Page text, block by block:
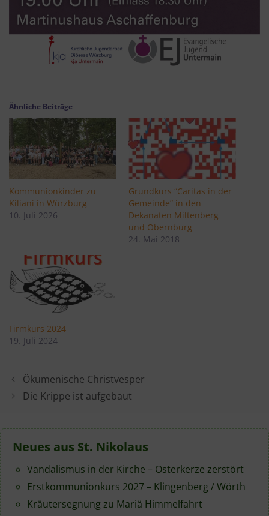
Ähnliche Beiträge
Kommunionkinder zu
Kiliani in Würzburg
10. Juli 2026
Grundkurs “Caritas in der
Gemeinde” in den
Dekanaten Miltenberg
und Obernburg
24. Mai 2018
Firmkurs 2024
19. Juli 2024
Ökumenische Christvesper
Die Krippe ist aufgebaut
Neues aus St. Nikolaus
Vandalismus in der Kirche – Osterkerze zerstört
Erstkommunionkurs 2027 – Klingenberg / Wörth
Kräutersegnung zu Mariä Himmelfahrt